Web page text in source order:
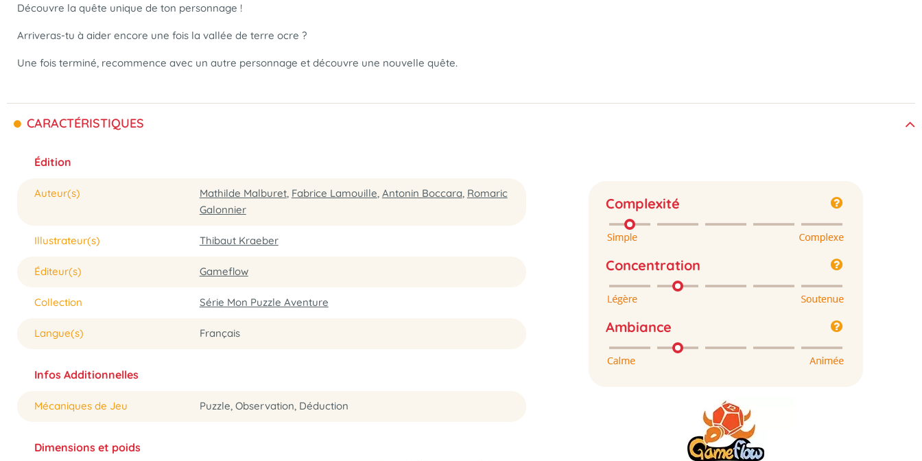
Découvre la quête unique de ton personnage !
Arriveras-tu à aider encore une fois la vallée de terre ocre ?
Une fois terminé, recommence avec un autre personnage et découvre une nouvelle quête.
CARACTÉRISTIQUES
Édition
Auteur(s) Mathilde Malburet, Fabrice Lamouille, Antonin Boccara, Romaric
Galonnier
Illustrateur(s) Thibaut Kraeber
Éditeur(s) Gameflow
Collection Série Mon Puzzle Aventure
Langue(s) Français
Infos Additionnelles
Mécaniques de Jeu Puzzle, Observation, Déduction
Dimensions et poids
Complexité
Concentration
Ambiance